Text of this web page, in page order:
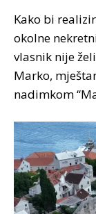
Kako bi
okolne
vlasnik nije
Marko,
nadimkom